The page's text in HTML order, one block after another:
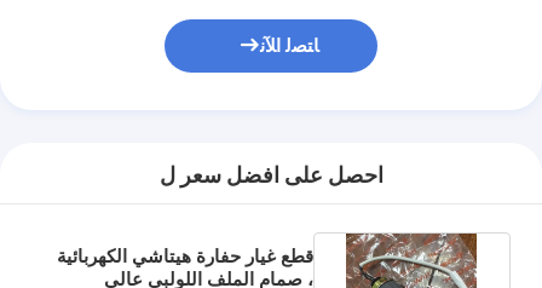
ﺎﺘﺼﻟ ﺍﻶﻧ
احصل على افضل سعر ل
قطع غيار حفارة هيتاشي الكهربائية
، صمام الملف اللولبي عالي